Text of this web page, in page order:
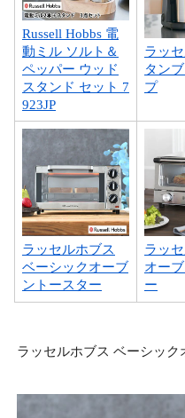
Russell Hobbs 電
動ミル ソルト＆
ペッパー ウッド
スタンド セット 7
923JP
ラッ
タン
プ
ラッセルホブス
ベーシックオーブ
ントースター
ラッ
オー
ー
ラッセルホブス ベーシック